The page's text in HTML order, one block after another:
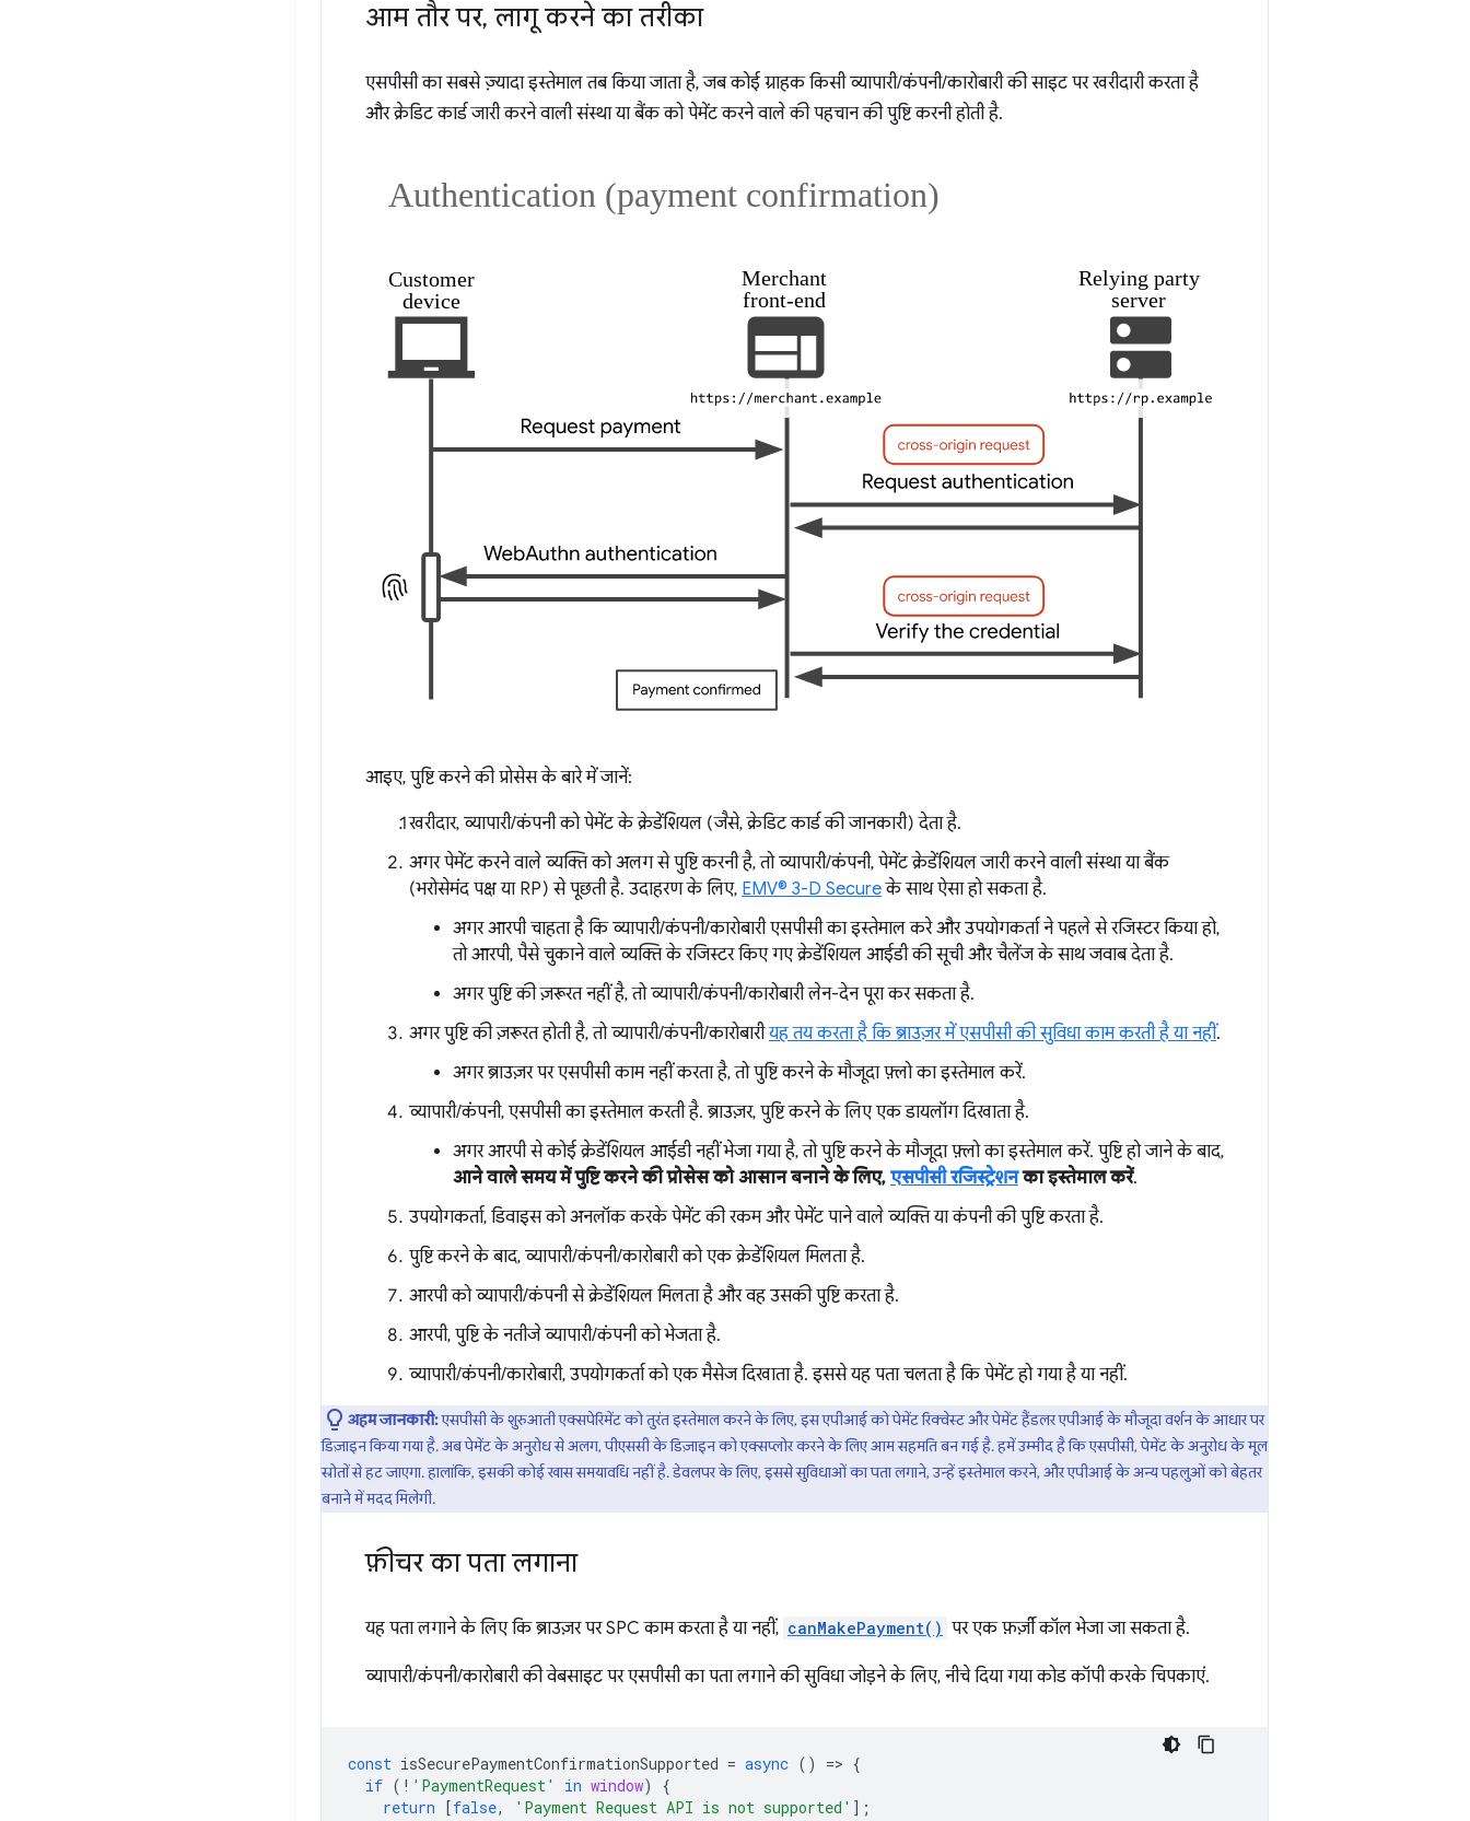
आम तौर पर, लागू करने का तरीका
एसपीसी का सबसे ज़्यादा इस्तेमाल तब किया जाता है, जब कोई ग्राहक किसी व्यापारी/कंपनी/कारोबारी की साइट पर खरीदारी करता है
और क्रेडिट कार्ड जारी करने वाली संस्था या बैंक को पेमेंट करने वाले की पहचान की पुष्टि करनी होती है.
आइए, पुष्टि करने की प्रोसेस के बारे में जानें:
खरीदार, व्यापारी/कंपनी को पेमेंट के क्रेडेंशियल (जैसे, क्रेडिट कार्ड की जानकारी) देता है.
अगर पेमेंट करने वाले व्यक्ति को अलग से पुष्टि करनी है, तो व्यापारी/कंपनी, पेमेंट क्रेडेंशियल जारी करने वाली संस्था या बैंक
(भरोसेमंद पक्ष या RP) से पूछती है. उदाहरण के लिए, EMV® 3-D Secureके साथ ऐसा हो सकता है.
अगर आरपी चाहता है कि व्यापारी/कंपनी/कारोबारी एसपीसी का इस्तेमाल करे और उपयोगकर्ता ने पहले से रजिस्टर किया हो,
तो आरपी, पैसे चुकाने वाले व्यक्ति के रजिस्टर किए गए क्रेडेंशियल आईडी की सूची और चैलेंज के साथ जवाब देता है.
अगर पुष्टि की ज़रूरत नहीं है, तो व्यापारी/कंपनी/कारोबारी लेन-देन पूरा कर सकता है.
अगर पुष्टि की ज़रूरत होती है, तो व्यापारी/कंपनी/कारोबारीयह तय करता है कि ब्राउज़र में एसपीसी की सुविधा काम करती है या नहीं.
अगर ब्राउज़र पर एसपीसी काम नहीं करता है, तो पुष्टि करने के मौजूदा फ़्लो का इस्तेमाल करें.
व्यापारी/कंपनी, एसपीसी का इस्तेमाल करती है. ब्राउज़र, पुष्टि करने के लिए एक डायलॉग दिखाता है.
अगर आरपी से कोई क्रेडेंशियल आईडी नहीं भेजा गया है, तो पुष्टि करने के मौजूदा फ़्लो का इस्तेमाल करें. पुष्टि हो जाने के बाद,
आने वाले समय में पुष्टि करने की प्रोसेस को आसान बनाने के लिए, एसपीसी रजिस्ट्रेशनका इस्तेमाल करें.
उपयोगकर्ता, डिवाइस को अनलॉक करके पेमेंट की रकम और पेमेंट पाने वाले व्यक्ति या कंपनी की पुष्टि करता है.
पुष्टि करने के बाद, व्यापारी/कंपनी/कारोबारी को एक क्रेडेंशियल मिलता है.
आरपी को व्यापारी/कंपनी से क्रेडेंशियल मिलता है और वह उसकी पुष्टि करता है.
आरपी, पुष्टि के नतीजे व्यापारी/कंपनी को भेजता है.
व्यापारी/कंपनी/कारोबारी, उपयोगकर्ता को एक मैसेज दिखाता है. इससे यह पता चलता है कि पेमेंट हो गया है या नहीं.
अहम जानकारी:एसपीसी के शुरुआती एक्सपेरिमेंट को तुरंत इस्तेमाल करने के लिए, इस एपीआई को पेमेंट रिक्वेस्ट और पेमेंट हैंडलर एपीआई के मौजूदा वर्शन के आधार पर
डिज़ाइन किया गया है. अब पेमेंट के अनुरोध से अलग, पीएससी के डिज़ाइन को एक्सप्लोर करने के लिए आम सहमति बन गई है. हमें उम्मीद है कि एसपीसी, पेमेंट के अनुरोध के मूल
स्रोतों से हट जाएगा. हालांकि, इसकी कोई खास समयावधि नहीं है. डेवलपर के लिए, इससे सुविधाओं का पता लगाने, उन्हें इस्तेमाल करने, और एपीआई के अन्य पहलुओं को बेहतर
बनाने में मदद मिलेगी.
फ़ीचर का पता लगाना
यह पता लगाने के लिए कि ब्राउज़र पर SPC काम करता है या नहीं, canMakePayment() पर एक फ़र्ज़ी कॉल भेजा जा सकता है.
व्यापारी/कंपनी/कारोबारी की वेबसाइट पर एसपीसी का पता लगाने की सुविधा जोड़ने के लिए, नीचे दिया गया कोड कॉपी करके चिपकाएं.
const isSecurePaymentConfirmationSupported = async () => {
if ( ! 'PaymentRequest' in window)
{
return [false, 'Payment Request API is not supported' ];